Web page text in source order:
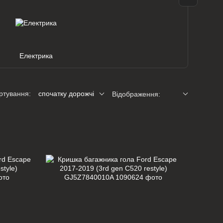
Електрика
спочатку дорожчі Відображення: